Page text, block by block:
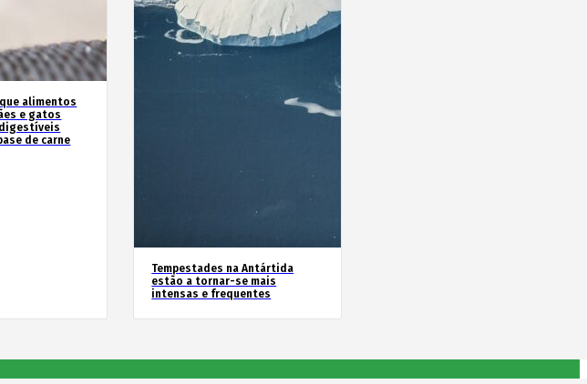
alimentos
e gatos
de carne
Tempestades na Antártida
estão a tornar-se mais
intensas e frequentes